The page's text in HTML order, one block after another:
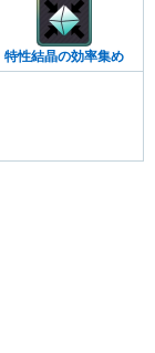
特性結晶の効率集め